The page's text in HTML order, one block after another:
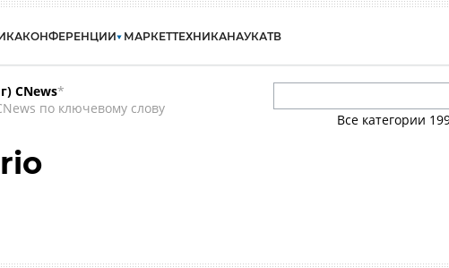
КОНФЕРЕНЦИИ МАРКЕТТЕХНИКАНАУКАТВ
CNews*
по ключевому слову
Все категории